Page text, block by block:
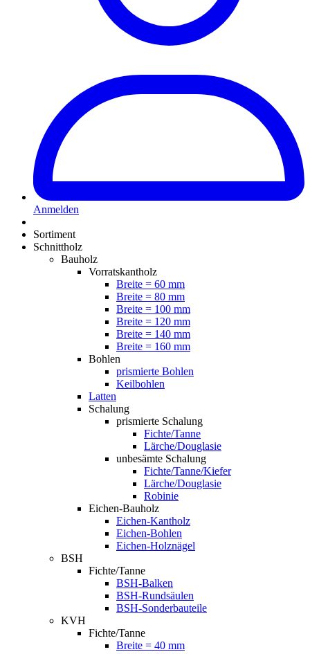
Anmelden
Sortiment
Schnittholz
Bauholz
Vorratskantholz
Breite = 60 mm
Breite = 80 mm
Breite = 100 mm
Breite = 120 mm
Breite = 140 mm
Breite = 160 mm
Bohlen
prismierte Bohlen
Keilbohlen
Latten
Schalung
prismierte Schalung
Fichte/Tanne
Lärche/Douglasie
unbesämte Schalung
Fichte/Tanne/Kiefer
Lärche/Douglasie
Robinie
Eichen-Bauholz
Eichen-Kantholz
Eichen-Bohlen
Eichen-Holznägel
BSH
Fichte/Tanne
BSH-Balken
BSH-Rundsäulen
BSH-Sonderbauteile
KVH
Fichte/Tanne
Breite = 40 mm